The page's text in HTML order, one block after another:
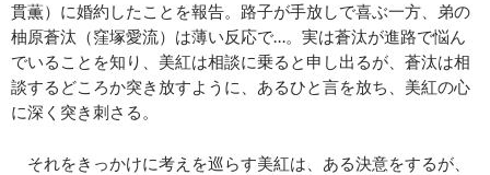
貫薫）に婚約したことを報告。路子が手放しで喜ぶ一方、弟の
柚原蒼汰（窪塚愛流）は薄い反応で…。実は蒼汰が進路で悩ん
でいることを知り、美紅は相談に乗ると申し出るが、蒼汰は相
談するどころか突き放すように、あるひと言を放ち、美紅の心
に深く突き刺さる。
それをきっかけに考えを巡らす美紅は、ある決意をするが、